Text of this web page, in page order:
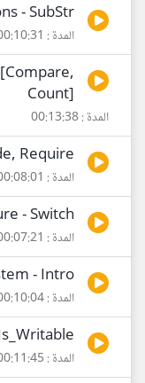
- SubStr
المدة : 00:10:31
Count]
المدة : 00:13:38
Require
المدة : 00:08:01
- Switch
المدة : 00:07:21
- Intro
المدة : 00:10:04
المدة : 00:11:45